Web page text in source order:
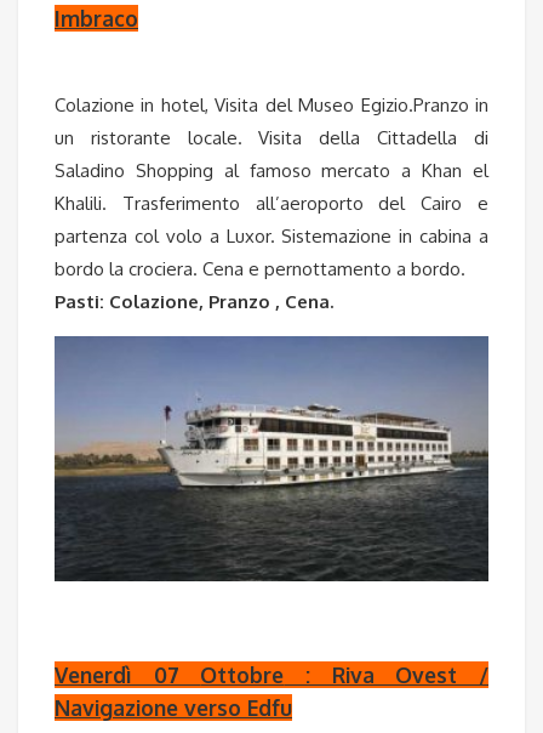
Imbraco
Colazione in hotel, Visita del Museo Egizio.Pranzo in
un ristorante locale. Visita della Cittadella di
Saladino Shopping al famoso mercato a Khan el
Khalili. Trasferimento all’aeroporto del Cairo e
partenza col volo a Luxor. Sistemazione in cabina a
bordo la crociera. Cena e pernottamento a bordo.
Pasti: Colazione, Pranzo , Cena.
Venerdì 07 Ottobre : Riva Ovest /
Navigazione verso Edfu